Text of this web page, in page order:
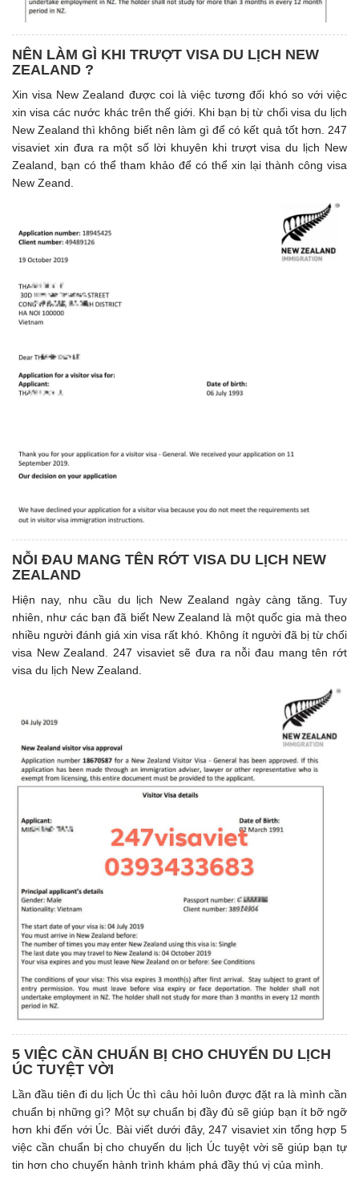
NÊN LÀM GÌ KHI TRƯỢT VISA DU LỊCH NEW
ZEALAND ?
Xin visa New Zealand được coi là việc tương đối khó so với việc
xin visa các nước khác trên thế giới. Khi bạn bị từ chối visa du lịch
New Zealand thì không biết nên làm gì để có kết quả tốt hơn. 247
visaviet xin đưa ra một số lời khuyên khi trượt visa du lịch New
Zealand, bạn có thể tham khảo để có thể xin lại thành công visa
New Zeand.
NỖI ĐAU MANG TÊN RỚT VISA DU LỊCH NEW
ZEALAND
Hiện nay, nhu cầu du lịch New Zealand ngày càng tăng. Tuy
nhiên, như các bạn đã biết New Zealand là một quốc gia mà theo
nhiều người đánh giá xin visa rất khó. Không ít người đã bị từ chối
visa New Zealand. 247 visaviet sẽ đưa ra nỗi đau mang tên rớt
visa du lịch New Zealand.
5 VIỆC CẦN CHUẨN BỊ CHO CHUYỂN DU LỊCH
ÚC TUYỆT VỜI
Lần đầu tiên đi du lịch Úc thì câu hỏi luôn được đặt ra là mình cần
chuẩn bị những gì? Một sự chuẩn bị đầy đủ sẽ giúp bạn ít bỡ ngỡ
hơn khi đến với Úc. Bài viết dưới đây, 247 visaviet xin tổng hợp 5
việc cần chuẩn bị cho chuyến du lịch Úc tuyệt vời sẽ giúp bạn tự
tin hơn cho chuyến hành trình khám phá đầy thú vị của mình.